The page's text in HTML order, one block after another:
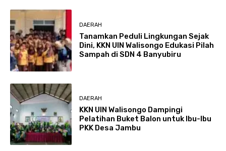
DAERAH
Tanamkan Peduli Lingkungan Sejak
Dini, KKN UIN Walisongo Edukasi Pilah
Sampah di SDN 4 Banyubiru
DAERAH
KKN UIN Walisongo Dampingi
Pelatihan Buket Balon untuk Ibu-Ibu
PKK Desa Jambu